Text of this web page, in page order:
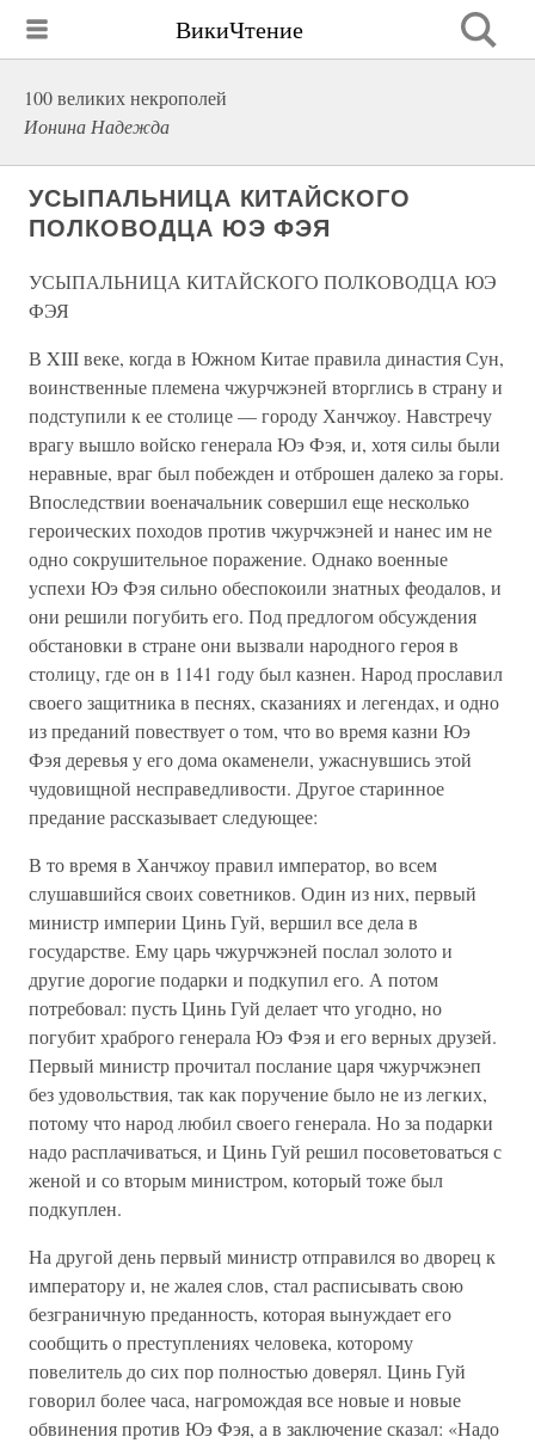
ВикиЧтение
100 великих некрополей
Ионина Надежда
УСЫПАЛЬНИЦА КИТАЙСКОГО
ПОЛКОВОДЦА ЮЭ ФЭЯ
УСЫПАЛЬНИЦА КИТАЙСКОГО ПОЛКОВОДЦА ЮЭ
ФЭЯ
В XIII веке, когда в Южном Китае правила династия Сун,
воинственные племена чжурчжэней вторглись в страну и
подступили к ее столице — городу Ханчжоу. Навстречу
врагу вышло войско генерала Юэ Фэя, и, хотя силы были
неравные, враг был побежден и отброшен далеко за горы.
Впоследствии военачальник совершил еще несколько
героических походов против чжурчжэней и нанес им не
одно сокрушительное поражение. Однако военные
успехи Юэ Фэя сильно обеспокоили знатных феодалов, и
они решили погубить его. Под предлогом обсуждения
обстановки в стране они вызвали народного героя в
столицу, где он в 1141 году был казнен. Народ прославил
своего защитника в песнях, сказаниях и легендах, и одно
из преданий повествует о том, что во время казни Юэ
Фэя деревья у его дома окаменели, ужаснувшись этой
чудовищной несправедливости. Другое старинное
предание рассказывает следующее:
В то время в Ханчжоу правил император, во всем
слушавшийся своих советников. Один из них, первый
министр империи Цинь Гуй, вершил все дела в
государстве. Ему царь чжурчжэней послал золото и
другие дорогие подарки и подкупил его. А потом
потребовал: пусть Цинь Гуй делает что угодно, но
погубит храброго генерала Юэ Фэя и его верных друзей.
Первый министр прочитал послание царя чжурчжэнеп
без удовольствия, так как поручение было не из легких,
потому что народ любил своего генерала. Но за подарки
надо расплачиваться, и Цинь Гуй решил посоветоваться с
женой и со вторым министром, который тоже был
подкуплен.
На другой день первый министр отправился во дворец к
императору и, не жалея слов, стал расписывать свою
безграничную преданность, которая вынуждает его
сообщить о преступлениях человека, которому
повелитель до сих пор полностью доверял. Цинь Гуй
говорил более часа, нагромождая все новые и новые
обвинения против Юэ Фэя, а в заключение сказал: «Надо